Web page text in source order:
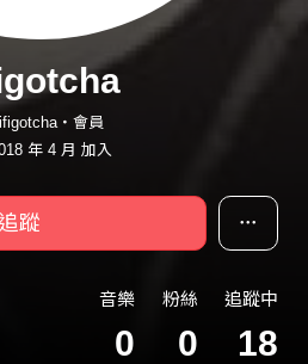
・會員
年 4 月 加入
蹤
音樂
0
粉絲
0
追蹤中
18